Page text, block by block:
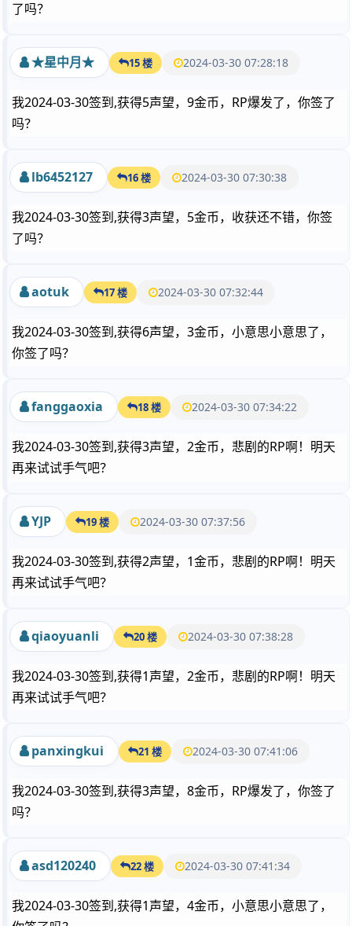
了吗？
★星中月★ 15 楼 2024-03-30 07:28:18
我2024-03-30签到,获得5声望，9金币，RP爆发了，你签了
吗？
lb6452127 16 楼 2024-03-30 07:30:38
我2024-03-30签到,获得3声望，5金币，收获还不错，你签
了吗？
aotuk 17 楼 2024-03-30 07:32:44
我2024-03-30签到,获得6声望，3金币，小意思小意思了，
你签了吗？
fanggaoxia 18 楼 2024-03-30 07:34:22
我2024-03-30签到,获得3声望，2金币，悲剧的RP啊！明天
再来试试手气吧？
YJP 19 楼 2024-03-30 07:37:56
我2024-03-30签到,获得2声望，1金币，悲剧的RP啊！明天
再来试试手气吧？
qiaoyuanli 20 楼 2024-03-30 07:38:28
我2024-03-30签到,获得1声望，2金币，悲剧的RP啊！明天
再来试试手气吧？
panxingkui 21 楼 2024-03-30 07:41:06
我2024-03-30签到,获得3声望，8金币，RP爆发了，你签了
吗？
asd120240 22 楼 2024-03-30 07:41:34
我2024-03-30签到,获得1声望，4金币，小意思小意思了，